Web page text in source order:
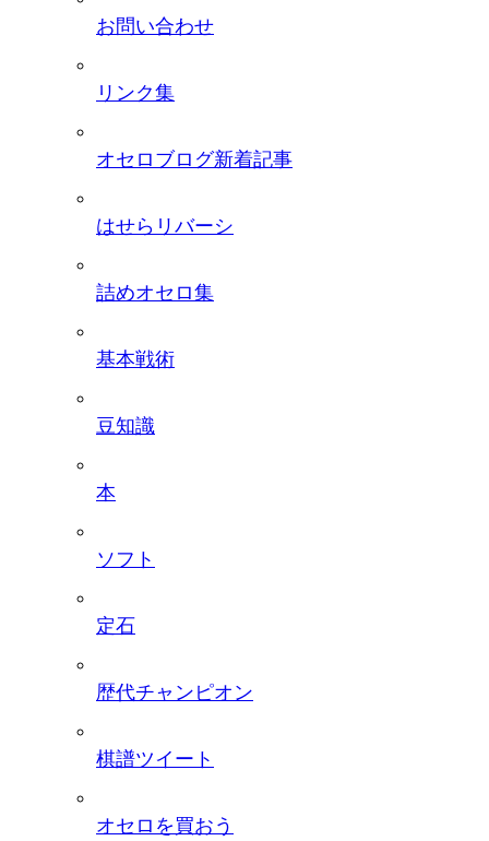
お問い合わせ
リンク集
オセロブログ新着記事
はせらリバーシ
詰めオセロ集
基本戦術
豆知識
本
ソフト
定石
歴代チャンピオン
棋譜ツイート
オセロを買おう